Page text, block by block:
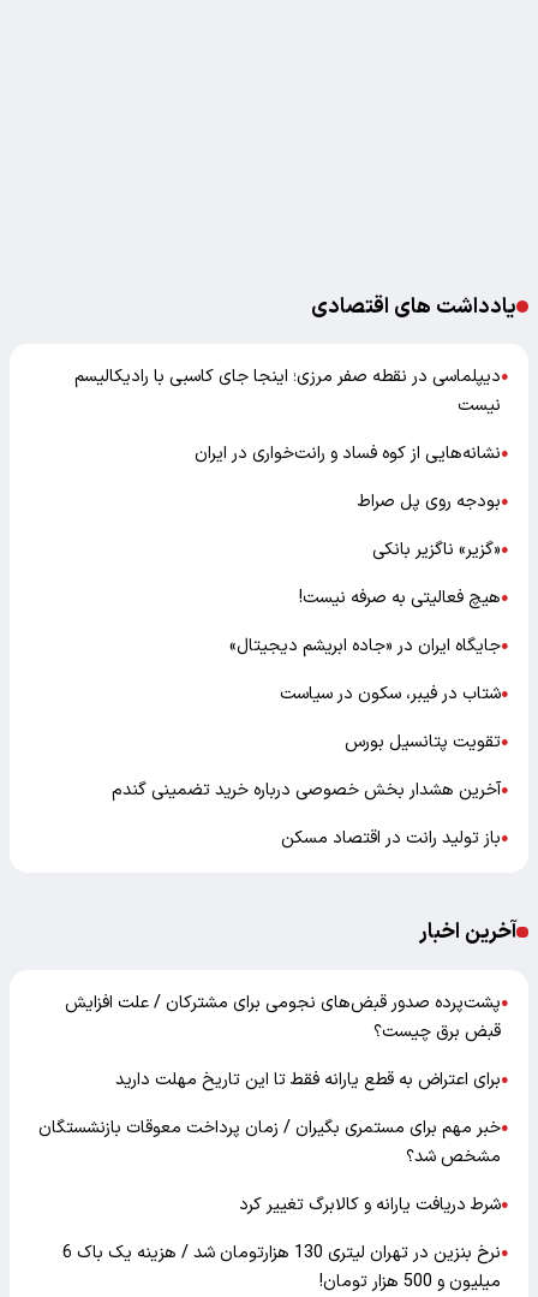
یادداشت های اقتصادی
●دیپلماسی در نقطه صفر مرزی؛ اینجا جای کاسبی با رادیکالیسم
نیست
●نشانه‌هایی از کوه فساد و رانت‌خواری در ایران
●بودجه روی پل صراط
●«گزیر» ناگزیر بانکی
●هیچ فعالیتی به صرفه نیست!
●جایگاه ایران در «جاده ابریشم دیجیتال»
●شتاب در فیبر، سکون در سیاست
●تقویت پتانسیل بورس
●آخرین هشدار بخش خصوصی درباره خرید تضمینی گندم
●باز تولید رانت در اقتصاد مسکن
آخرین اخبار
●پشت‌پرده صدور قبض‌های نجومی برای مشترکان / علت افزایش
قبض برق چیست؟
●برای اعتراض به قطع یارانه فقط تا این تاریخ مهلت دارید
●خبر مهم برای مستمری بگیران / زمان پرداخت معوقات بازنشستگان
مشخص شد؟
●شرط دریافت یارانه و کالابرگ تغییر کرد
●
نرخ بنزین در تهران لیتری 130 هزارتومان شد / هزینه یک باک 6
میلیون و 500 هزار تومان!